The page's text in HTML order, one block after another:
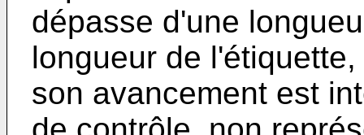
dépasse d'une
longueur de
son avancement est